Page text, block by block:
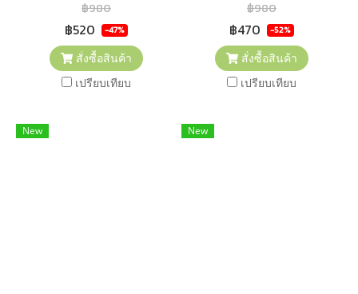
ในถังล้นหรือมีปริมาณน้อยเกิน
ไป
฿980
฿520 -47%
สั่งซื้อสินค้า
เปรียบเทียบ
ในถังล้นหรือมีปริมาณน้อยเกิน
ไป
฿980
฿470 -52%
สั่งซื้อสินค้า
เปรียบเทียบ
New New